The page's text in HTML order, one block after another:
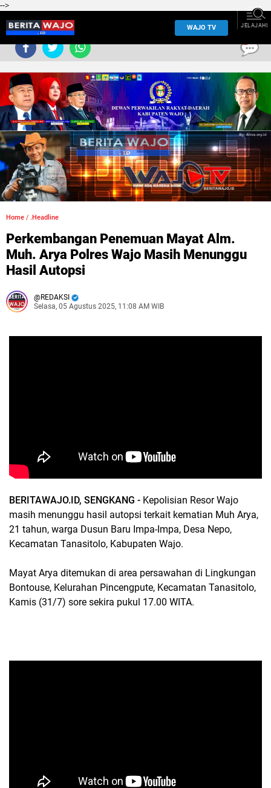
-->
WAJO TV JELAJAHI
Home / .Headline
Perkembangan Penemuan Mayat Alm.
Muh. Arya Polres Wajo Masih Menunggu
Hasil Autopsi
REDAKSI
Selasa, 05 Agustus 2025, 11:08 AM WIB
BERITAWAJO.ID, SENGKANG - Kepolisian Resor Wajo
masih menunggu hasil autopsi terkait kematian Muh Arya,
21 tahun, warga Dusun Baru Impa-Impa, Desa Nepo,
Kecamatan Tanasitolo, Kabupaten Wajo.
Mayat Arya ditemukan di area persawahan di Lingkungan
Bontouse, Kelurahan Pincengpute, Kecamatan Tanasitolo,
Kamis (31/7) sore sekira pukul 17.00 WITA.